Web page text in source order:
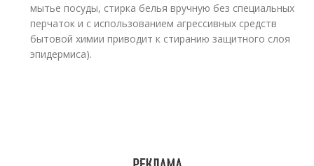
мытье посуды, стирка белья вручную без специальных
перчаток и с использованием агрессивных средств
бытовой химии приводит к стиранию защитного слоя
эпидермиса).